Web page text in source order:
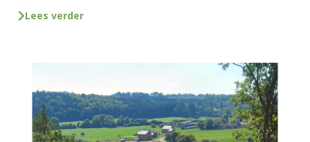
Lees verder